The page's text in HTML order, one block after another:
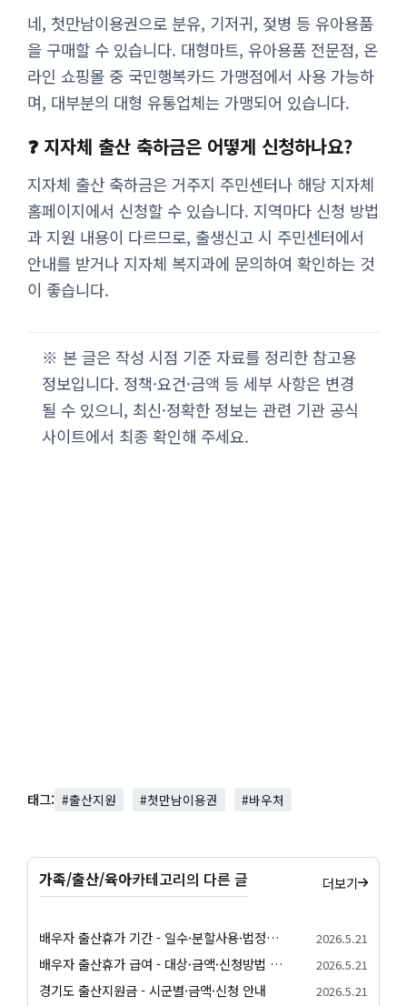
네, 첫만남이용권으로 분유, 기저귀, 젖병 등 유아용품
을 구매할 수 있습니다. 대형마트, 유아용품 전문점, 온
라인 쇼핑몰 중 국민행복카드 가맹점에서 사용 가능하
며, 대부분의 대형 유통업체는 가맹되어 있습니다.
❓ 지자체 출산 축하금은 어떻게 신청하나요?
지자체 출산 축하금은 거주지 주민센터나 해당 지자체
홈페이지에서 신청할 수 있습니다. 지역마다 신청 방법
과 지원 내용이 다르므로, 출생신고 시 주민센터에서
안내를 받거나 지자체 복지과에 문의하여 확인하는 것
이 좋습니다.
※ 본 글은 작성 시점 기준 자료를 정리한 참고용
정보입니다. 정책·요건·금액 등 세부 사항은 변경
될 수 있으니, 최신·정확한 정보는 관련 기관 공식
사이트에서 최종 확인해 주세요.
태그: #출산지원 #첫만남이용권 #바우처
가족/출산/육아카테고리의 다른 글 더보기
배우자 출산휴가 기간 - 일수·분할사용·법정기준 안내 2026.5.21
배우자 출산휴가 급여 - 대상·금액·신청방법 정리 2026.5.21
경기도 출산지원금 - 시군별·금액·신청 안내 2026.5.21